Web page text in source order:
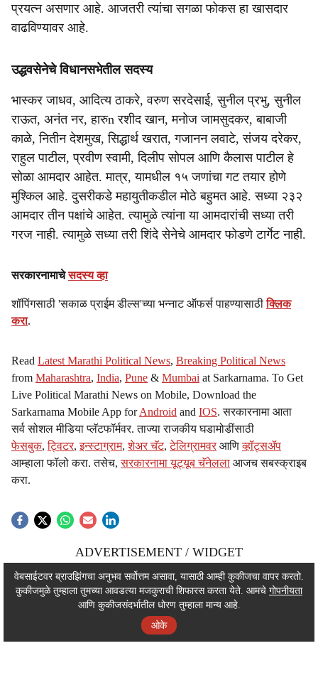
प्रयत्न असणार आहे. आजतरी त्यांचा सगळा फोकस हा खासदार
वाढविण्यावर आहे.
उद्धवसेनेचे विधानसभेतील सदस्य
भास्कर जाधव, आदित्य ठाकरे, वरुण सरदेसाई, सुनील प्रभु, सुनील
राऊत, अनंत नर, हारुn रशीद खान, मनोज जामसुदकर, बाबाजी
काळे, नितीन देशमुख, सिद्धार्थ खरात, गजानन लवाटे, संजय दरेकर,
राहुल पाटील, प्रवीण स्वामी, दिलीप सोपल आणि कैलास पाटील हे
सोळा आमदार आहेत. मात्र, यामधील १५ जणांचा गट तयार होणे
मुश्किल आहे. दुसरीकडे महायुतीकडील मोठे बहुमत आहे. सध्या २३२
आमदार तीन पक्षांचे आहेत. त्यामुळे त्यांना या आमदारांची सध्या तरी
गरज नाही. त्यामुळे सध्या तरी शिंदे सेनेचे आमदार फोडणे टार्गेट नाही.
सरकारनामाचेसदस्य व्हा
शॉपिंगसाठी 'सकाळ प्राईम डील्स'च्या भन्नाट ऑफर्स पाहण्यासाठीक्लिक
करा.
Read Latest Marathi Political News, Breaking Political News
from Maharashtra, India, Pune & Mumbai at Sarkarnama. To Get
Live Political Marathi News on Mobile, Download the
Sarkarnama Mobile App forAndroid and IOS. सरकारनामा आता
सर्व सोशल मीडिया प्लॅटफॉर्मवर. ताज्या राजकीय घडामोडींसाठी
फेसबुक,ट्विटर,इन्स्टाग्राम,शेअर चॅट,टेलिग्रामवर आणिव्हॉट्सॲप
आम्हाला फॉलो करा. तसेच,सरकारनामा यूट्यूब चॅनेलला आजच सबस्क्राइब
करा.
ADVERTISEMENT / WIDGET
ADVERTISEMENT / WIDGET
ADVERTISEMENT / WIDGET
वेबसाईटवर ब्राउझिंगचा अनुभव सर्वोत्तम असावा, यासाठी आम्ही कुकीजचा वापर करतो.
कुकीजमुळे तुम्हाला तुमच्या आवडत्या मजकुराची शिफारस करता येते. आमचे गोपनीयता
आणि कुकीजसंदर्भातील धोरण तुम्हाला मान्य आहे.
ओके